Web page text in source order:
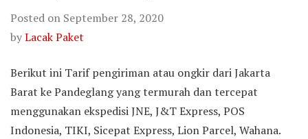
Posted on September 28, 2020
byLacak Paket
Berikut ini Tarif pengiriman atau ongkir dari Jakarta
Barat ke Pandeglang yang termurah dan tercepat
menggunakan ekspedisi JNE, J&T Express, POS
Indonesia, TIKI, Sicepat Express, Lion Parcel, Wahana.